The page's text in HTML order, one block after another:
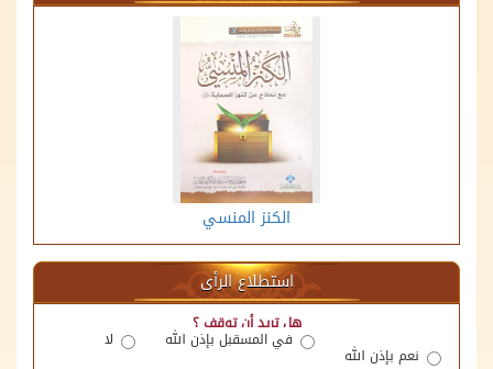
الكنز المنسي
استطلاع الرأى
هل تريد أن توقف ؟
نعم بإذن الله
في المسقبل بإذن الله لا